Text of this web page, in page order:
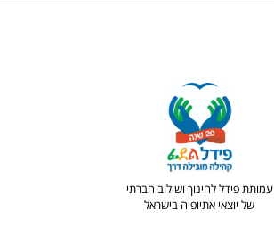
עמותת פידל לחינוך ושילוב חברתי
של יוצאי אתיופיה בישראל